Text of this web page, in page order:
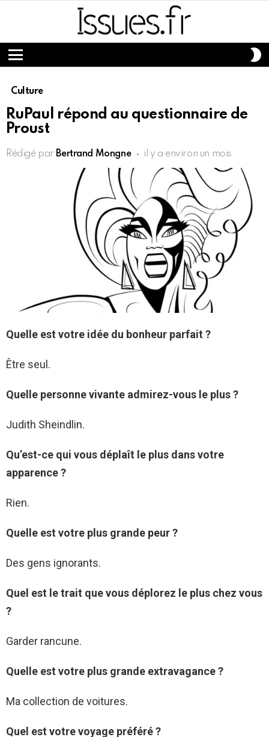
Menu
Culture
RuPaul répond au questionnaire de
Proust
Rédigé par Bertrand Mongne il y a environ un mois
Quelle est votre idée du bonheur parfait ?
Être seul.
Quelle personne vivante admirez-vous le plus ?
Judith Sheindlin.
Qu’est-ce qui vous déplaît le plus dans votre
apparence ?
Rien.
Quelle est votre plus grande peur ?
Des gens ignorants.
Quel est le trait que vous déplorez le plus chez vous
?
Garder rancune.
Quelle est votre plus grande extravagance ?
Ma collection de voitures.
Quel est votre voyage préféré ?